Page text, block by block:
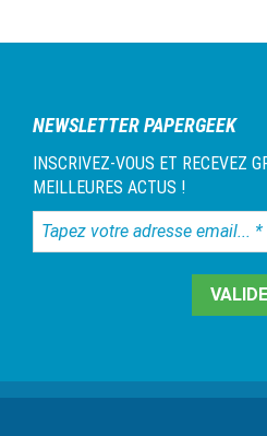
NEWSLETTER PAPERGEEK
INSCRIVEZ-VOUS ET RECEVEZ
MEILLEURES ACTUS !
Tapez
votre